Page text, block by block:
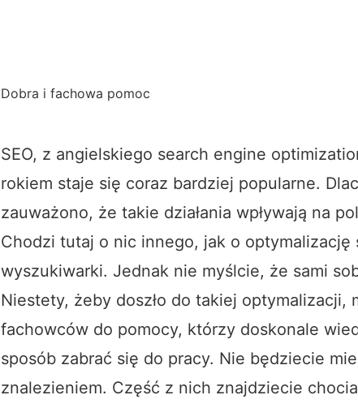
Dobra i fachowa pomoc
SEO, z angielskiego search engine
rokiem staje się coraz bardziej popularne.
zauważono, że takie działania wpływają na
Chodzi tutaj o nic innego, jak o
wyszukiwarki. Jednak nie myślcie, że sami
Niestety, żeby doszło do takiej optymalizacji,
fachowców do pomocy, którzy doskonale
sposób zabrać się do pracy. Nie będziecie
znalezieniem. Część z nich znajdziecie